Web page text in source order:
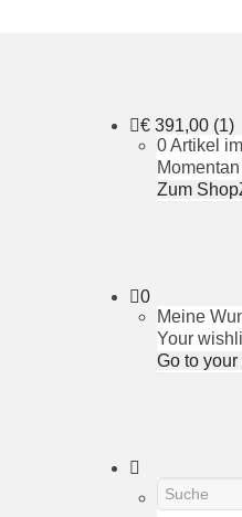
€ 391,00 (1)
0 Artikel
Zum Shop
0
Meine
Your
Go to